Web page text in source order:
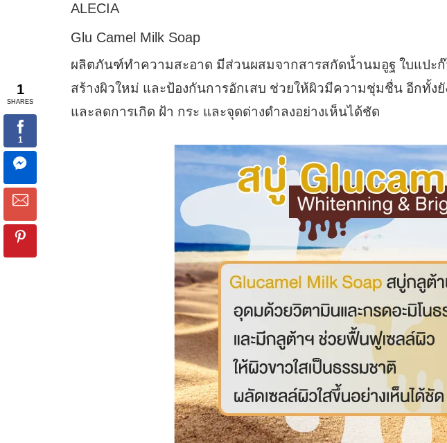
ALECIA
Glu Camel Milk Soap
ผลิตภันฑ์ทำความสะอาด มีส่วนผสมจากสารสกัดน้ำนมอูฐ ใบแปะก๊
สร้างผิวใหม่ และป้องกันการอักเสบ ช่วยให้ผิวมีความชุ่มชื่น อีกทั้ง
และลดการเกิด ฝ้า กระ และจุดด่างดำลงอย่างเห็นได้ชัด